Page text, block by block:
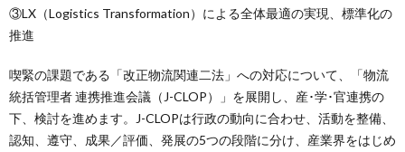
③LX（Logistics Transformation）による全体最適の実現、標準化の
推進
喫緊の課題である「改正物流関連二法」への対応について、「物流
統括管理者 連携推進会議（J-CLOP）」を展開し、産･学･官連携の
下、検討を進めます。J-CLOPは行政の動向に合わせ、活動を整備、
認知、遵守、成果／評価、発展の5つの段階に分け、産業界をはじめ